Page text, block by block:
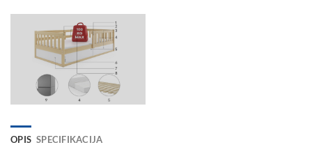
OPIS SPECIFIKACIJA